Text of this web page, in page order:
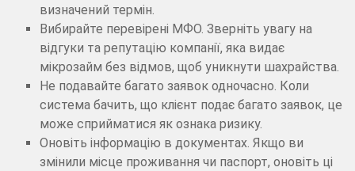
визначений термін.
Вибирайте перевірені МФО. Зверніть увагу на
відгуки та репутацію компанії, яка видає
мікрозайм без відмов, щоб уникнути шахрайства.
Не подавайте багато заявок одночасно. Коли
система бачить, що клієнт подає багато заявок, це
може сприйматися як ознака ризику.
Оновіть інформацію в документах. Якщо ви
змінили місце проживання чи паспорт, оновіть ці